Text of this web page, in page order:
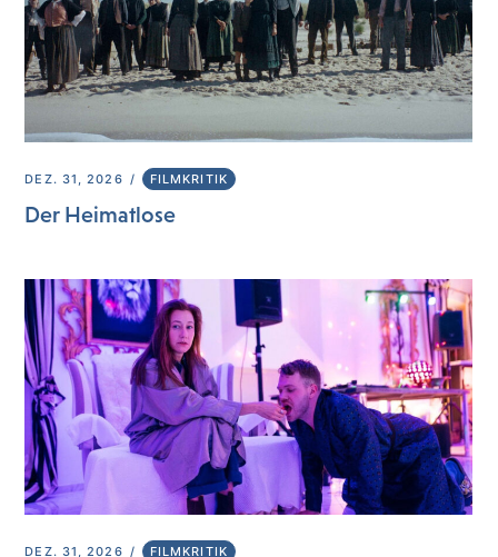
DEZ. 31, 2026 FILMKRITIK
Der Heimatlose
DEZ. 31, 2026 FILMKRITIK